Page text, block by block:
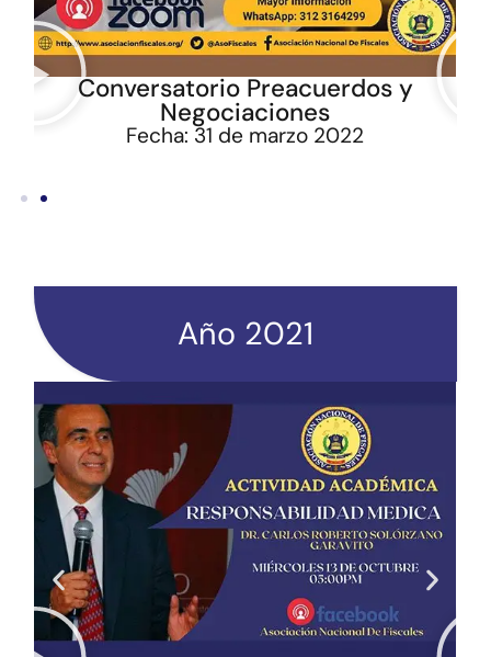
Conversatorio Preacuerdos y
Negociaciones
Fecha: 31 de marzo 2022
Año 2021